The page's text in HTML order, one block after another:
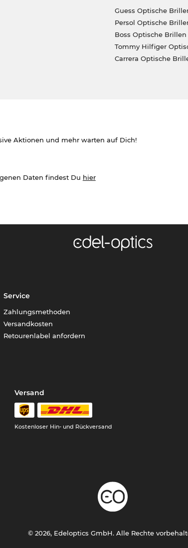
Guess Optische
Persol Optische
Boss Optische Brillen
Tommy Hilfiger
Carrera Optische
Aktionen und mehr warten auf Dich!
Daten findest Du hier
Service
Zahlungsmethoden
Versandkosten
Retourenlabel anfordern
Versand
Kostenloser Hin- und Rückversand
© 2026, Edeloptics GmbH. Alle Rechte